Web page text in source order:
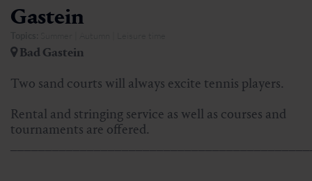
Gastein
Bad Gastein
Two sand courts will always excite tennis players.
Rental and stringing service as well as courses and
tournaments are offered.